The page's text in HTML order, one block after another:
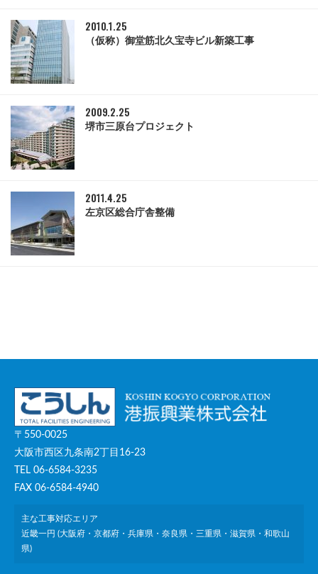
2010.1.25
（仮称）御堂筋北久宝寺ビル新築工事
2009.2.25
堺市三原台プロジェクト
2011.4.25
左京区総合庁舎整備
〒550-0025
大阪市西区九条南2丁目16-23
TEL 06-6584-3235
FAX 06-6584-4940
主な工事対応エリア
近畿一円 (大阪府・京都府・兵庫県・奈良県・三重県・滋賀県・和歌山
県)